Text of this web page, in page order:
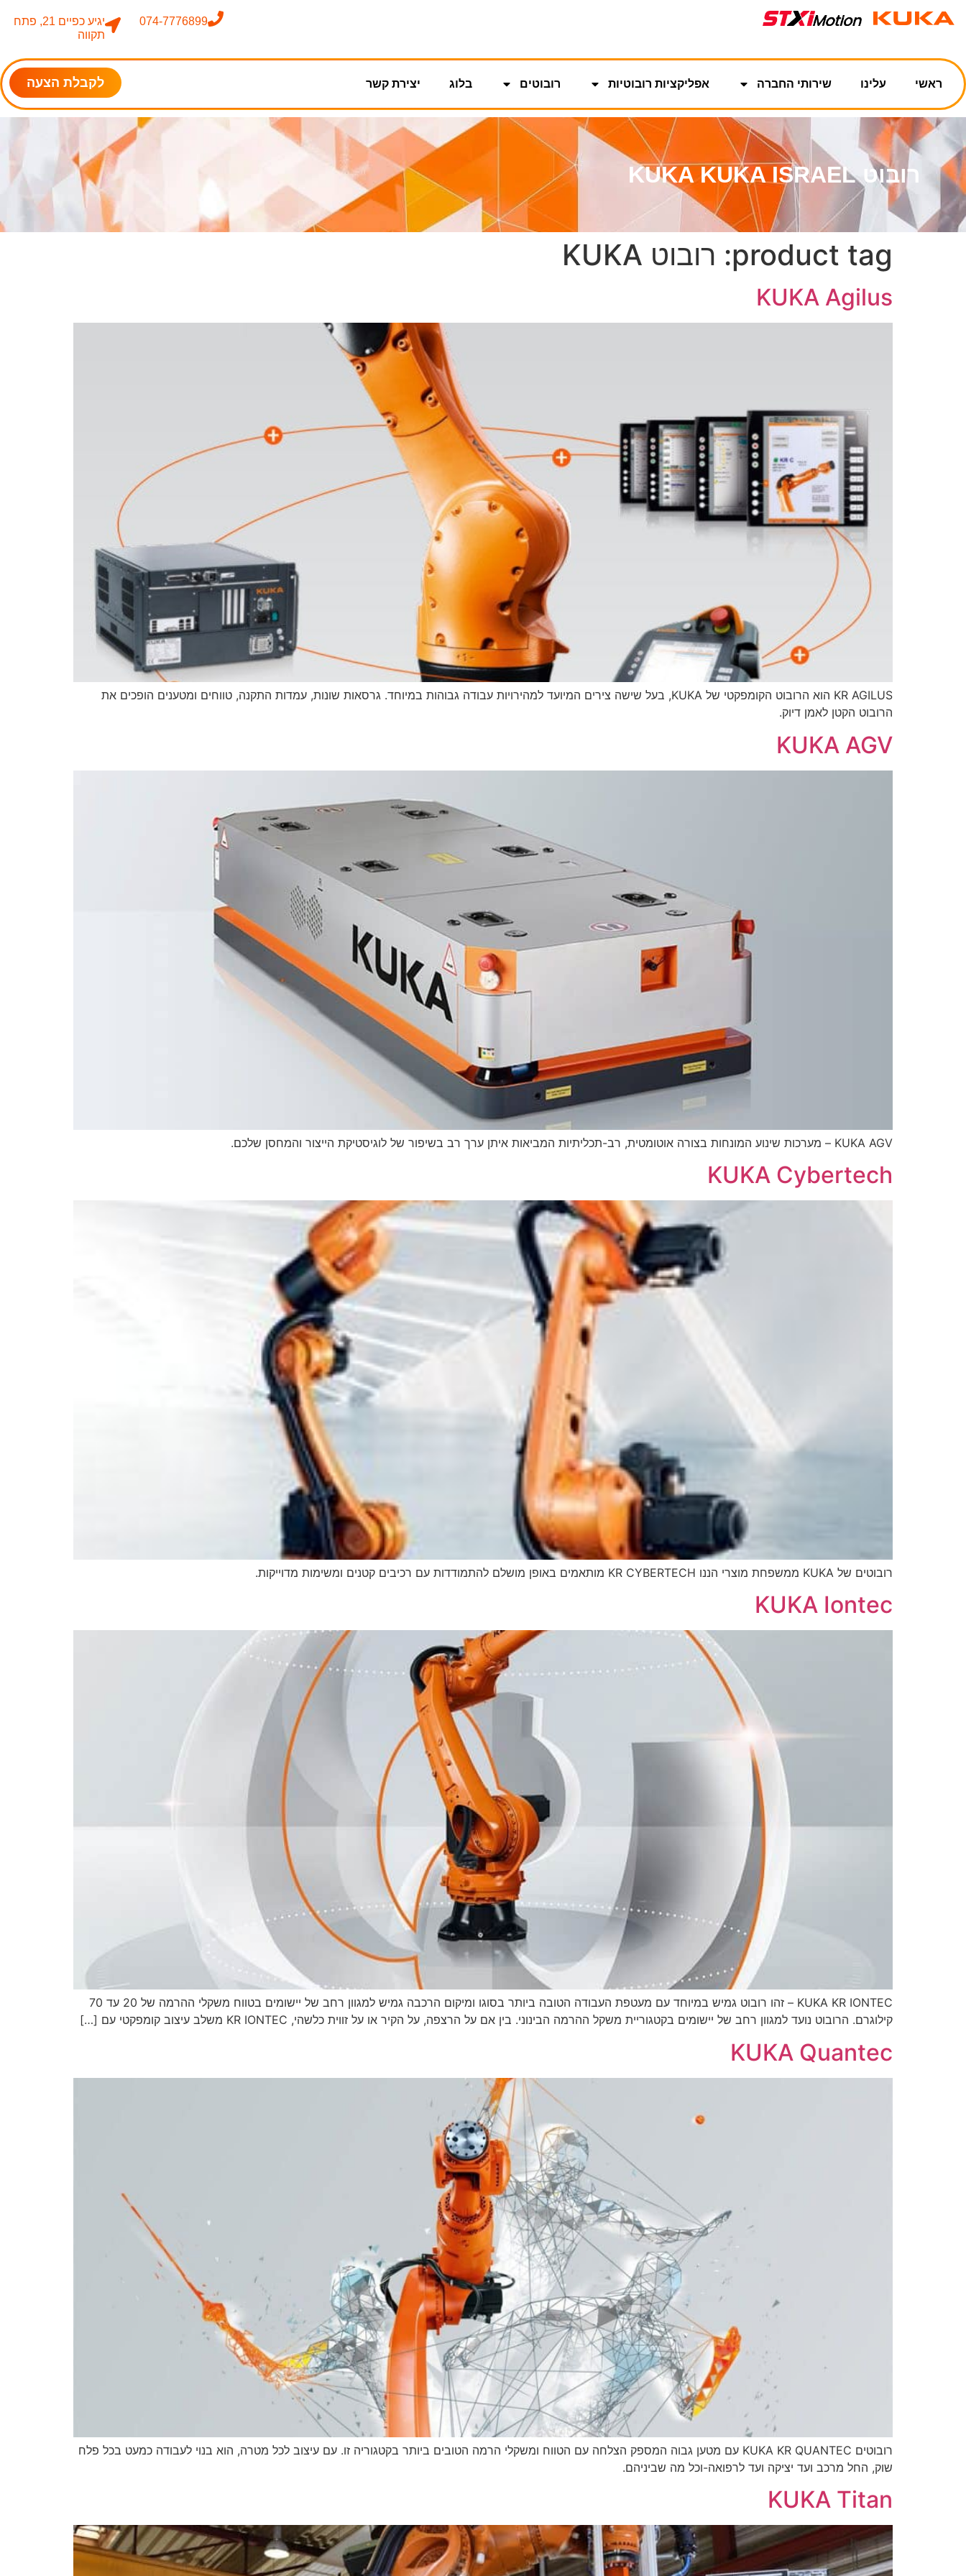
074-7776899
יגיע כפיים 21, פתח
תקווה
ראשי עלינו שירותי החברה אפליקציות רובוטיות רובוטים בלוג יצירת קשר לקבלת הצעה
רובוט KUKA KUKA ISRAEL
product tag: רובוט KUKA
KUKA Agilus
KR AGILUS הוא הרובוט הקומפקטי של KUKA, בעל שישה צירים המיועד למהירויות עבודה גבוהות במיוחד. גרסאות שונות, עמדות התקנה, טווחים ומטענים הופכים את
הרובוט הקטן לאמן דיוק.
KUKA AGV
KUKA AGV – מערכות שינוע המונחות בצורה אוטומטית, רב-תכליתיות המביאות איתן ערך רב בשיפור של לוגיסטיקת הייצור והמחסן שלכם.
KUKA Cybertech
רובוטים של KUKA ממשפחת מוצרי הננו KR CYBERTECH מותאמים באופן מושלם להתמודדות עם רכיבים קטנים ומשימות מדוייקות.
KUKA Iontec
KUKA KR IONTEC – זהו רובוט גמיש במיוחד עם מעטפת העבודה הטובה ביותר בסוגו ומיקום הרכבה גמיש למגוון רחב של יישומים בטווח משקלי ההרמה של 20 עד 70
קילוגרם. הרובוט נועד למגוון רחב של יישומים בקטגוריית משקל ההרמה הבינוני. בין אם על הרצפה, על הקיר או על זווית כלשהי, KR IONTEC משלב עיצוב קומפקטי עם […]
KUKA Quantec
רובוטים KUKA KR QUANTEC עם מטען גבוה המספק הצלחה עם הטווח ומשקלי הרמה הטובים ביותר בקטגוריה זו. עם עיצוב לכל מטרה, הוא בנוי לעבודה כמעט בכל פלח
שוק, החל מרכב ועד יציקה ועד לרפואה-וכל מה שביניהם.
KUKA Titan